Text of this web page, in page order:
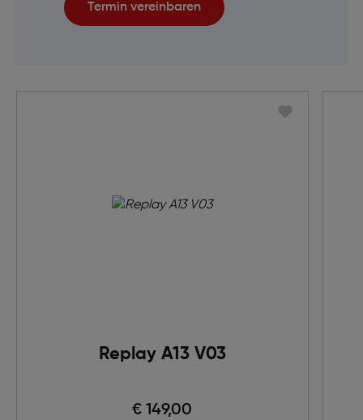
Termin vereinbaren
Replay A13 V03
€ 149,00